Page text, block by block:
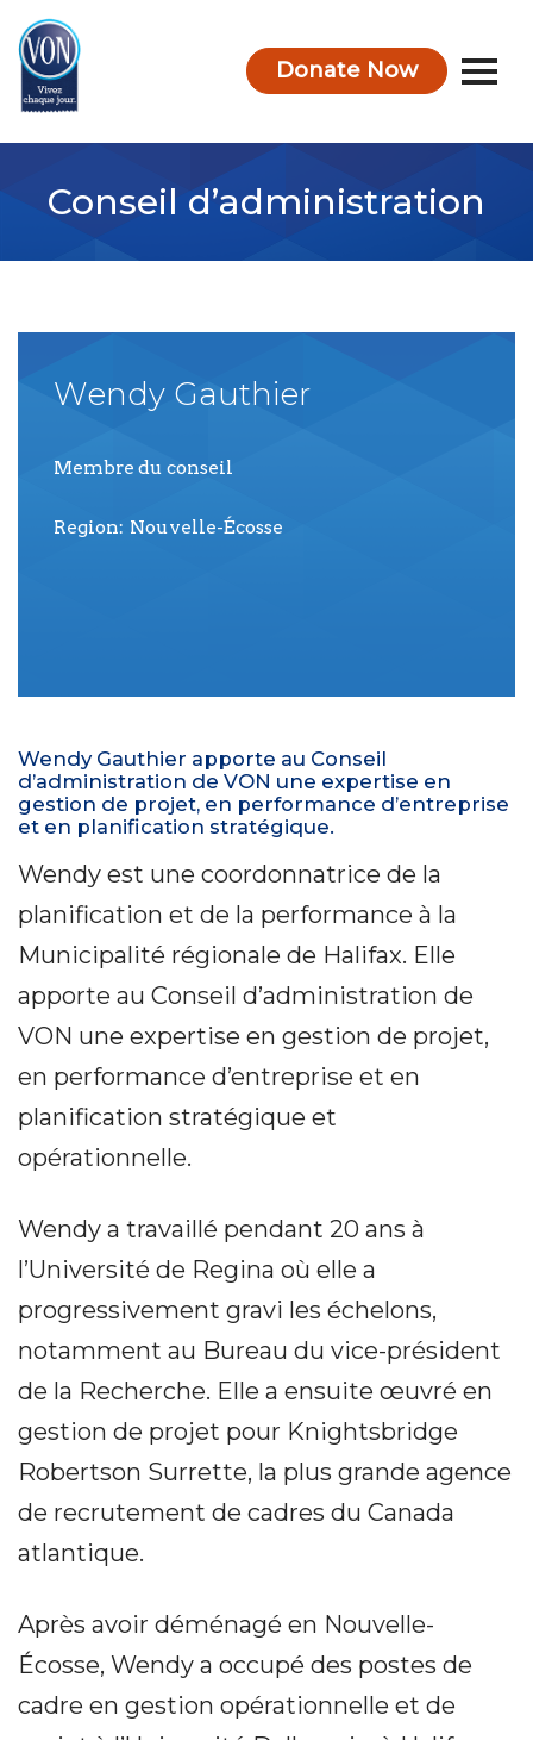
Donate Now
Conseil d’administration
Wendy Gauthier
Membre du conseil
Region Nouvelle-Écosse
Wendy Gauthier apporte au Conseil
d’administration de VON une expertise en
gestion de projet, en performance d’entreprise
et en planification stratégique.
Wendy est une coordonnatrice de la
planification et de la performance à la
Municipalité régionale de Halifax. Elle
apporte au Conseil d’administration de
VON une expertise en gestion de projet,
en performance d’entreprise et en
planification stratégique et
opérationnelle.
Wendy a travaillé pendant 20 ans à
l’Université de Regina où elle a
progressivement gravi les échelons,
notamment au Bureau du vice-président
de la Recherche. Elle a ensuite œuvré en
gestion de projet pour Knightsbridge
Robertson Surrette, la plus grande agence
de recrutement de cadres du Canada
atlantique.
Après avoir déménagé en Nouvelle-
Écosse, Wendy a occupé des postes de
cadre en gestion opérationnelle et de